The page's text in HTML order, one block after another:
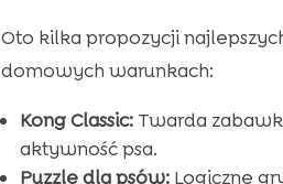
Oto kilka propozycji
domowych warunkach:
Kong Classic:Twarda
aktywność psa.
Puzzle dla psów:Logiczne